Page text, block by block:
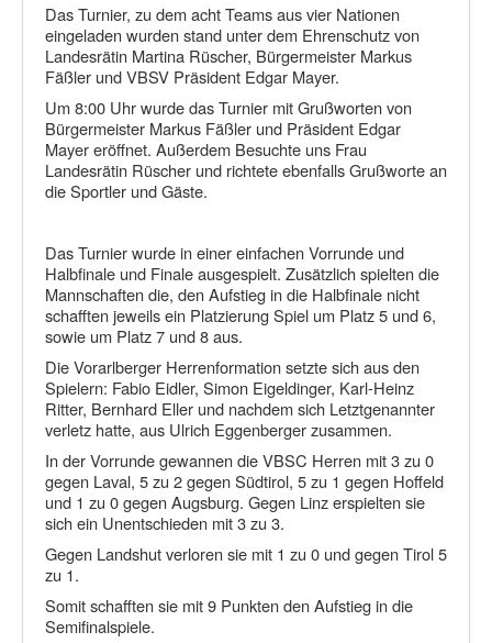
Das Turnier, zu dem acht Teams aus vier Nationen
eingeladen wurden stand unter dem Ehrenschutz von
Landesrätin Martina Rüscher, Bürgermeister Markus
Fäßler und VBSV Präsident Edgar Mayer.
Um 8:00 Uhr wurde das Turnier mit Grußworten von
Bürgermeister Markus Fäßler und Präsident Edgar
Mayer eröffnet. Außerdem Besuchte uns Frau
Landesrätin Rüscher und richtete ebenfalls Grußworte an
die Sportler und Gäste.
Das Turnier wurde in einer einfachen Vorrunde und
Halbfinale und Finale ausgespielt. Zusätzlich spielten die
Mannschaften die, den Aufstieg in die Halbfinale nicht
schafften jeweils ein Platzierung Spiel um Platz 5 und 6,
sowie um Platz 7 und 8 aus.
Die Vorarlberger Herrenformation setzte sich aus den
Spielern: Fabio Eidler, Simon Eigeldinger, Karl-Heinz
Ritter, Bernhard Eller und nachdem sich Letztgenannter
verletz hatte, aus Ulrich Eggenberger zusammen.
In der Vorrunde gewannen die VBSC Herren mit 3 zu 0
gegen Laval, 5 zu 2 gegen Südtirol, 5 zu 1 gegen Hoffeld
und 1 zu 0 gegen Augsburg. Gegen Linz erspielten sie
sich ein Unentschieden mit 3 zu 3.
Gegen Landshut verloren sie mit 1 zu 0 und gegen Tirol 5
zu 1.
Somit schafften sie mit 9 Punkten den Aufstieg in die
Semifinalspiele.